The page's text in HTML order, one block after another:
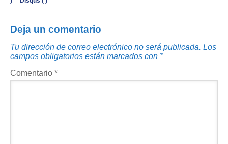
Deja un comentario
Tu dirección de correo electrónico no será publicada. Los
campos obligatorios están marcados con *
Comentario *